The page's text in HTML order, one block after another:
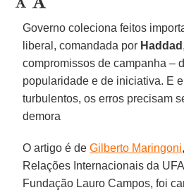
Governo coleciona feitos
liberal, comandada por Haddad
compromissos de campanha –
popularidade e de iniciativa. E
turbulentos, os erros precisam
demora
O artigo é deGilberto Maringoni
Relações Internacionais da
Fundação Lauro Campos, foi